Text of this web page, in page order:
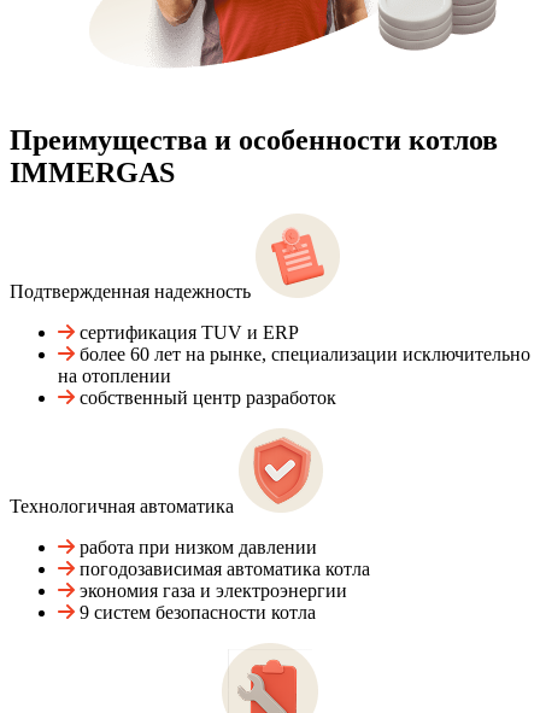
Преимущества и особенности котлов
IMMERGAS
Подтвержденная надежность
сертификация TUV и ERP
более 60 лет на рынке, специализации исключительно
на отоплении
собственный центр разработок
Технологичная автоматика
работа при низком давлении
погодозависимая автоматика котла
экономия газа и электроэнергии
9 систем безопасности котла